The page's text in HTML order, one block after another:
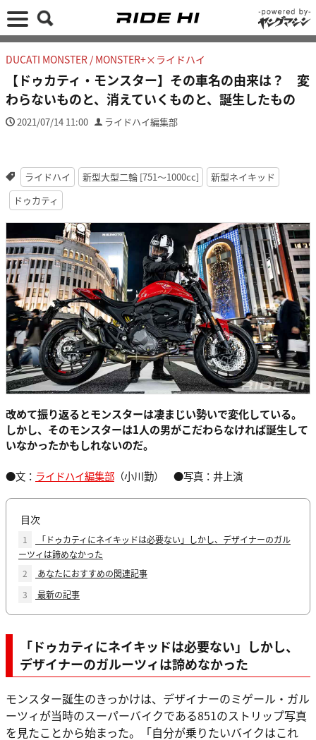
DUCATI MONSTER / MONSTER+×ライドハイ
【ドゥカティ・モンスター】その車名の由来は？ 変
わらないものと、消えていくものと、誕生したもの
2021/07/14 11:00 ライドハイ編集部
ライドハイ 新型大型二輪 [751〜1000cc]
新型ネイキッド
ドゥカティ
改めて振り返るとモンスターは凄まじい勢いで変化している。
しかし、そのモンスターは1人の男がこだわらなければ誕生して
いなかったかもしれないのだ。
●文： ライドハイ編集部 （小川勤） ●写真：井上演
目次
1
「ドゥカティにネイキッドは必要ない」しかし、デザイナーのガル
ーツィは諦めなかった
2
あなたにおすすめの関連記事
3
最新の記事
「ドゥカティにネイキッドは必要ない」しかし、
デザイナーのガルーツィは諦めなかった
モンスター誕生のきっかけは、デザイナーのミゲール・ガル
ーツィが当時のスーパーバイクである851のストリップ写真
を見たことから始まった。「自分が乗りたいバイクはこれ